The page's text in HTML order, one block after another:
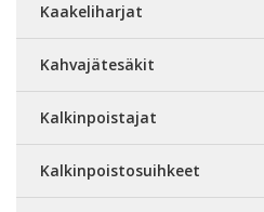
Kaakeliharjat
Kahvajätesäkit
Kalkinpoistajat
Kalkinpoistosuihkeet